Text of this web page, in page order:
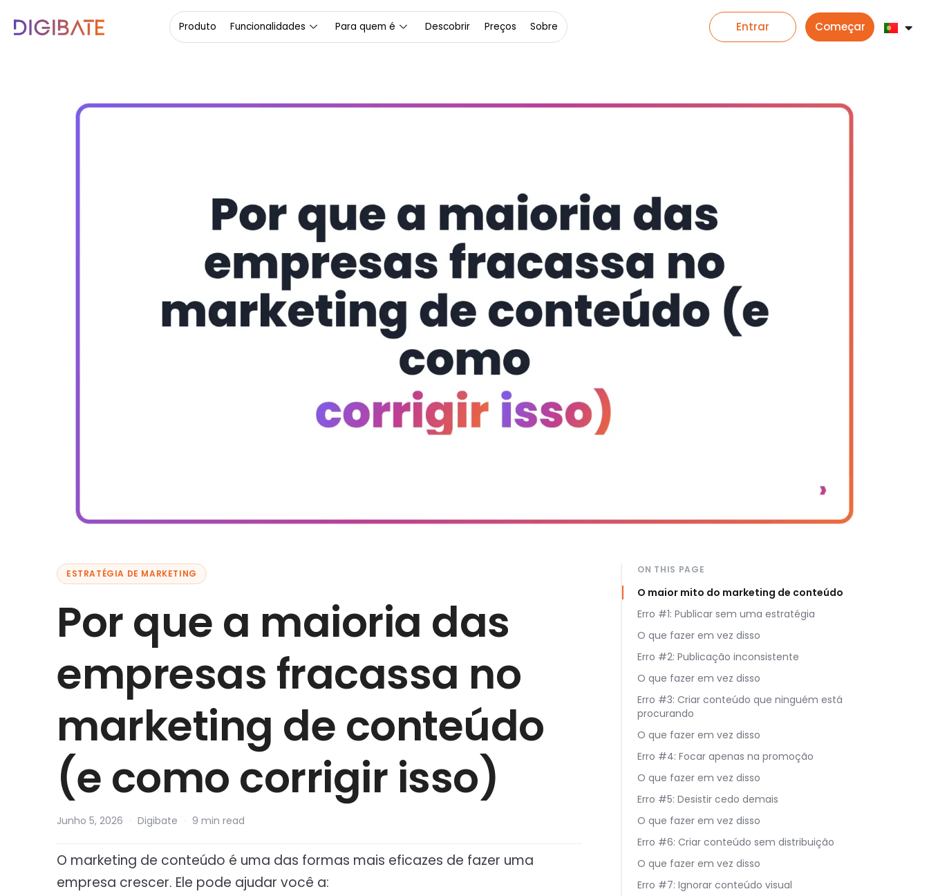
Produto Funcionalidades Para quem é Descobrir Preços Sobre Entrar Começar
ESTRATÉGIA DE MARKETING
Por que a maioria das
empresas fracassa no
marketing de conteúdo
(e como corrigir isso)
Junho 5, 2026 · Digibate · 9 min read
ON THIS PAGE
O maior mito do marketing de conteúdo
Erro #1: Publicar sem uma estratégia
O que fazer em vez disso
Erro #2: Publicação inconsistente
O que fazer em vez disso
Erro #3: Criar conteúdo que ninguém está
procurando
O que fazer em vez disso
Erro #4: Focar apenas na promoção
O que fazer em vez disso
Erro #5: Desistir cedo demais
O que fazer em vez disso
Erro #6: Criar conteúdo sem distribuição
O que fazer em vez disso
Erro #7: Ignorar conteúdo visual
O marketing de conteúdo é uma das formas mais eficazes de fazer uma
empresa crescer. Ele pode ajudar você a: